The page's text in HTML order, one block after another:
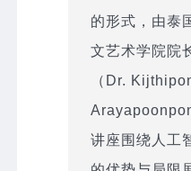
的形式，由泰
文艺术学院院
（Dr.
讲座围绕人工